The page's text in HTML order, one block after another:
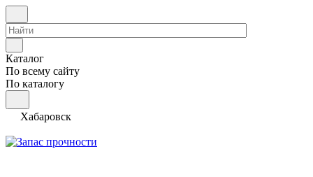
Каталог
По всему сайту
По каталогу
Хабаровск